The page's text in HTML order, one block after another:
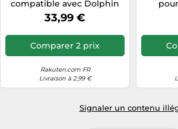
compatible avec Dolphin
Liberty 300, S50, 200
aspirateur piscine - 23,5 x
33,99 €
Comparer 2 prix
Rakuten.com FR
Livraison à 2,99 €
Signaler un contenu